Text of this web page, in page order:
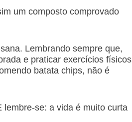
um composto comprovado
Lembrando sempre que,
e praticar exercícios físicos
batata chips, não é
lembre-se: a vida é muito curta